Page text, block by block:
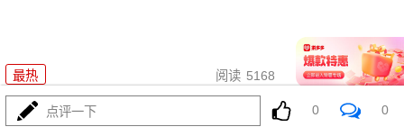
最热 阅读 5168 08-03
高市早苗又作妖！特高课卷土重
点评一下 0 0